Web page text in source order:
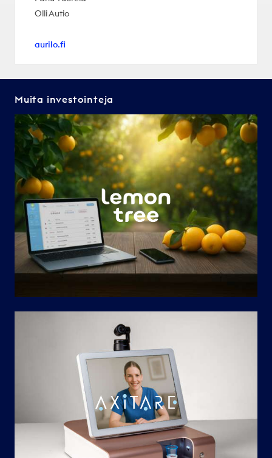
Olli Autio
aurilo.fi
Muita investointeja